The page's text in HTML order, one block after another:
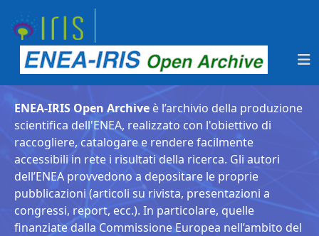
ENEA-IRIS Open Archive è l’archivio della produzione
scientifica dell'ENEA, realizzato con l'obiettivo di
raccogliere, catalogare e rendere facilmente
accessibili in rete i risultati della ricerca. Gli autori
dell’ENEA provvedono a depositare le proprie
pubblicazioni (articoli su rivista, presentazioni a
congressi, report, ecc.). In particolare, quelle
finanziate dalla Commissione Europea nell’ambito del